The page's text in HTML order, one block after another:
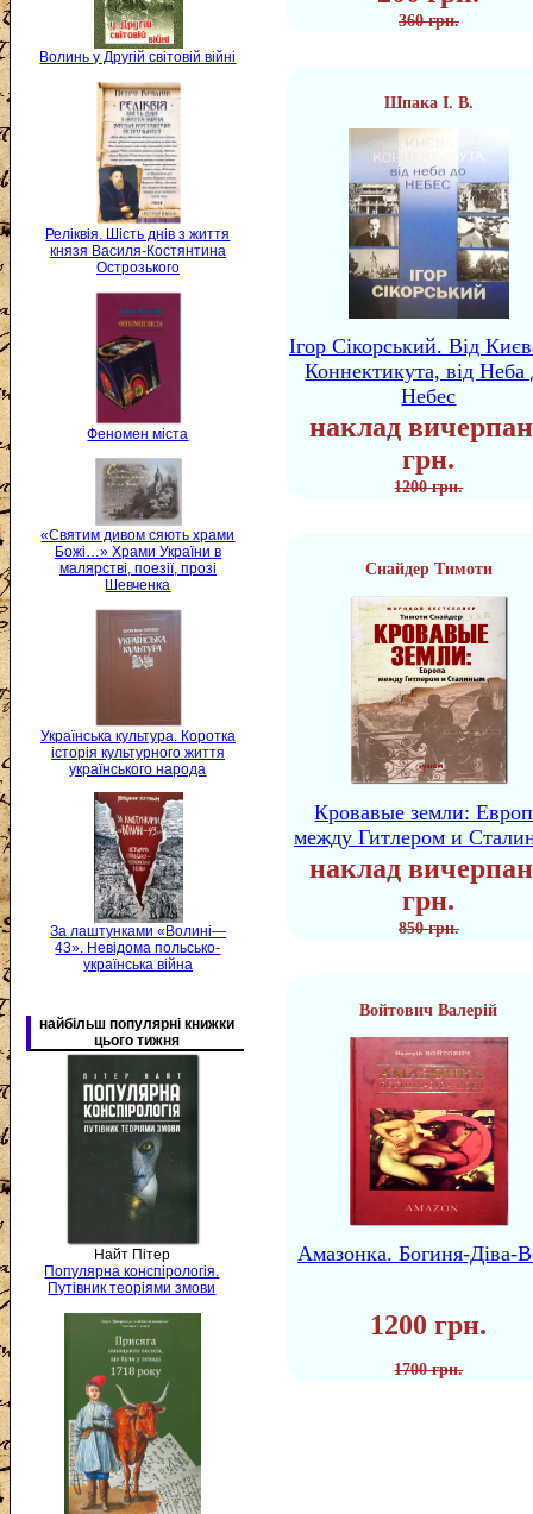
Волинь у Другій світовій війні
Реліквія. Шість днів з життя
князя Василя-Костянтина
Острозького
Феномен міста
«Святим дивом сяють храми
Божі…» Храми України в
малярстві, поезії, прозі
Шевченка
Українська культура. Коротка
історія культурного життя
українського народа
За лаштунками «Волині—
43». Невідома польсько-
українська війна
найбільш популярні книжки
цього тижня
Найт Пітер
Популярна конспірологія.
Путівник теоріями змови
360 грн.
Шпака І. В.
Ігор Сікорський. Від
Коннектикута, від Неба
Небес
наклад
грн.
1200 грн.
Снайдер Тимоти
Кровавые земли:
между Гитлером и
наклад
грн.
850 грн.
Войтович Валерій
Амазонка. Богиня-Діва-
1200 грн.
1700 грн.